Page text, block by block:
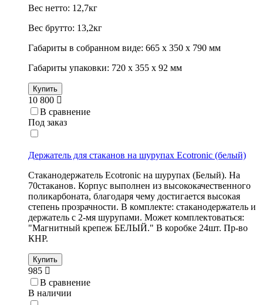
Вес нетто: 12,7кг
Вес брутто: 13,2кг
Габариты в собранном виде: 665 х 350 х 790 мм
Габариты упаковки: 720 х 355 х 92 мм
Купить
10 800
В сравнение
Под заказ
Держатель для стаканов на шурупах Ecotronic (белый)
Стаканодержатель Ecotronic на шурупах (Белый). На
70стаканов. Корпус выполнен из высококачественного
поликарбоната, благодаря чему достигается высокая
степень прозрачности. В комплекте: стаканодержатель и
держатель с 2-мя шурупами. Может комплектоваться:
"Магнитный крепеж БЕЛЫЙ." В коробке 24шт. Пр-во
КНР.
Купить
985
В сравнение
В наличии